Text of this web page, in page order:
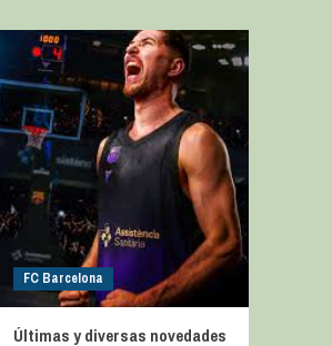
FC Barcelona
Últimas y diversas novedades